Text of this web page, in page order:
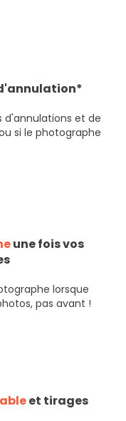
d'annulations et de
si le photographe
une fois vos
lorsque
pas avant !
et tirages